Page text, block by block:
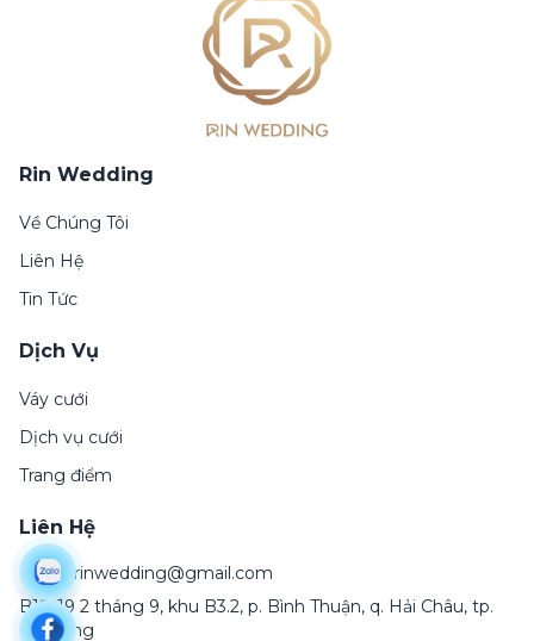
Rin Wedding
Về Chúng Tôi
Liên Hệ
Tin Tức
Dịch Vụ
Váy cưới
Dịch vụ cưới
Trang điểm
Liên Hệ
Email: rinwedding@gmail.com
B18-19 2 tháng 9, khu B3.2, p. Bình Thuận, q. Hải Châu, tp.
Đà Nẵng